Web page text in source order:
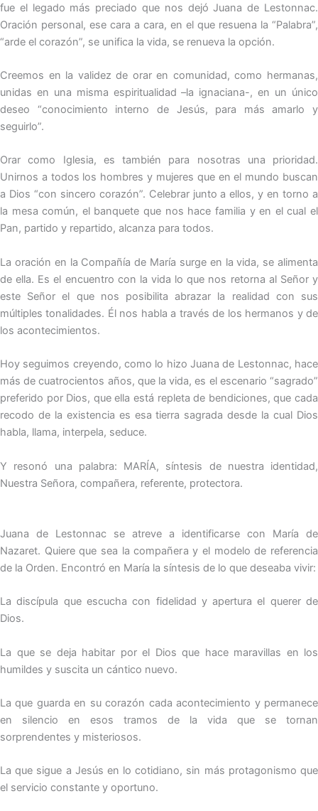
fue el legado más preciado que nos dejó Juana de Lestonnac.
Oración personal, ese cara a cara, en el que resuena la “Palabra”,
“arde el corazón”, se unifica la vida, se renueva la opción.
Creemos en la validez de orar en comunidad, como hermanas,
unidas en una misma espiritualidad –la ignaciana-, en un único
deseo “conocimiento interno de Jesús, para más amarlo y
seguirlo”.
Orar como Iglesia, es también para nosotras una prioridad.
Unirnos a todos los hombres y mujeres que en el mundo buscan
a Dios “con sincero corazón”. Celebrar junto a ellos, y en torno a
la mesa común, el banquete que nos hace familia y en el cual el
Pan, partido y repartido, alcanza para todos.
La oración en la Compañía de María surge en la vida, se alimenta
de ella. Es el encuentro con la vida lo que nos retorna al Señor y
este Señor el que nos posibilita abrazar la realidad con sus
múltiples tonalidades. Él nos habla a través de los hermanos y de
los acontecimientos.
Hoy seguimos creyendo, como lo hizo Juana de Lestonnac, hace
más de cuatrocientos años, que la vida, es el escenario “sagrado”
preferido por Dios, que ella está repleta de bendiciones, que cada
recodo de la existencia es esa tierra sagrada desde la cual Dios
habla, llama, interpela, seduce.
Y resonó una palabra: MARÍA, síntesis de nuestra identidad,
Nuestra Señora, compañera, referente, protectora.
Juana de Lestonnac se atreve a identificarse con María de
Nazaret. Quiere que sea la compañera y el modelo de referencia
de la Orden. Encontró en María la síntesis de lo que deseaba vivir:
La discípula que escucha con fidelidad y apertura el querer de
Dios.
La que se deja habitar por el Dios que hace maravillas en los
humildes y suscita un cántico nuevo.
La que guarda en su corazón cada acontecimiento y permanece
en silencio en esos tramos de la vida que se tornan
sorprendentes y misteriosos.
La que sigue a Jesús en lo cotidiano, sin más protagonismo que
el servicio constante y oportuno.